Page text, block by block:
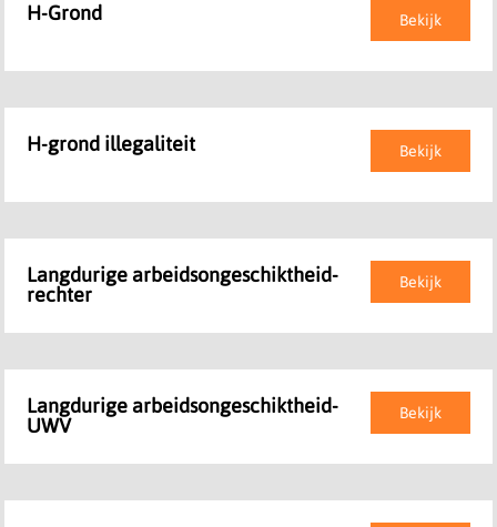
Bekijk
H-Grond
Bekijk
H-grond illegaliteit
Bekijk
Langdurige arbeidsongeschiktheid-
rechter
Bekijk
Langdurige arbeidsongeschiktheid-
UWV